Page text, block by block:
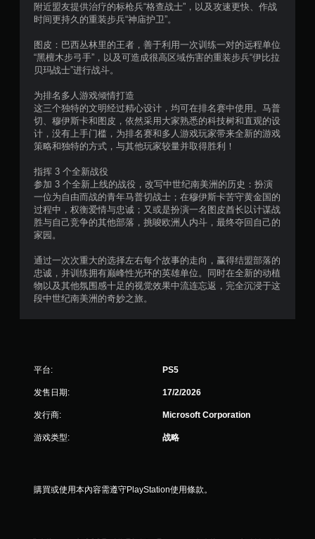
附近盟友提供治疗的标枪兵“格查战士”，以及攻速更快、作战
时间更持久的重装步兵“神庙护卫”。
图皮：巴西丛林里的王者，善于利用一次训练一对的远程单位
“黑檀木步弓手”，以及可造成很高区域伤害的重装步兵“伊比拉
贝玛战士”进行战斗。
为排名多人游戏倾情打造
这三个独特的文明经过精心设计，均可在排名赛中使用。马普
切、穆伊斯卡和图皮，依然采用大家熟悉的科技树和直观的设
计，没有上手门槛，为排名赛和多人游戏玩家带来全新的游戏
策略和独特的方式，与其他玩家较量并取得胜利！
指挥 3 个全新战役
参加 3 个全新上线的战役，改写中世纪南美洲的历史：扮演
一位为自由而战的青年马普切战士；在穆伊斯卡苦守黄金国的
过程中，权衡爱情与忠诚；又或是扮演一名图皮酋长以计谋战
胜与自己竞争的其他部落，挑唆欧洲人内斗，最终夺回自己的
家园。
通过一次次重大的选择左右每个故事的走向，赢得结盟部落的
忠诚，并训练拥有巅峰性光环的英雄单位。同时在全新的动植
物以及其他氛围感十足的视觉效果中流连忘返，完全沉浸于这
段中世纪南美洲的奇妙之旅。
平台: PS5
发售日期: 17/2/2026
发行商: Microsoft Corporation
游戏类型: 战略
購買或使用本內容需遵守PlayStation使用條款。